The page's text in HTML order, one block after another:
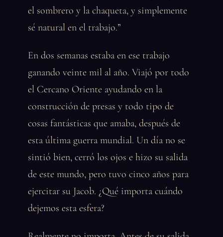
el sombrero y la chaqueta, y simplemente
sé natural en el trabajo.”
En dos semanas estaba en ese trabajo
ganando veinte mil al año. Viajó por todo
el Cercano Oriente ayudando en la
construcción de presas y todo tipo de
cosas fantásticas que amaba, después de
esta última guerra mundial. Un día no se
sintió bien, cerró los ojos e hizo su salida
de este mundo, pero tuvo cinco años para
ejercitar su Jacob. ¿Qué importa cuándo
dejemos esta esfera?